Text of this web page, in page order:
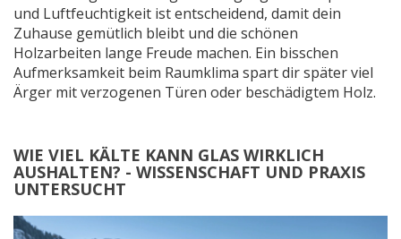
und Luftfeuchtigkeit ist entscheidend, damit dein
Zuhause gemütlich bleibt und die schönen
Holzarbeiten lange Freude machen. Ein bisschen
Aufmerksamkeit beim Raumklima spart dir später viel
Ärger mit verzogenen Türen oder beschädigtem Holz.
WIE VIEL KÄLTE KANN GLAS WIRKLICH
AUSHALTEN? - WISSENSCHAFT UND PRAXIS
UNTERSUCHT